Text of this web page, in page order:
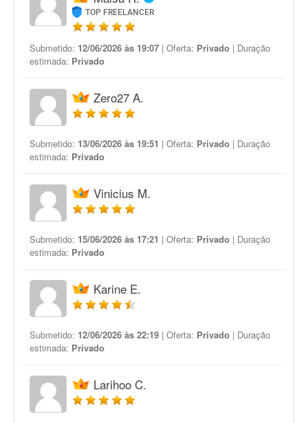
TOP FREELANCER
Submetido: 12/06/2026 às 19:07 | Oferta: Privado | Duração
estimada: Privado
Zero27 A.
Submetido: 13/06/2026 às 19:51 | Oferta: Privado | Duração
estimada: Privado
Vinicius M.
Submetido: 15/06/2026 às 17:21 | Oferta: Privado | Duração
estimada: Privado
Karine E.
Submetido: 12/06/2026 às 22:19 | Oferta: Privado | Duração
estimada: Privado
Larihoo C.